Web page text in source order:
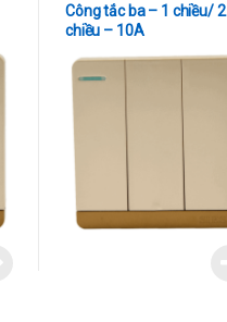
Công tắc ba – 1 chiều/ 2
chiều – 10A